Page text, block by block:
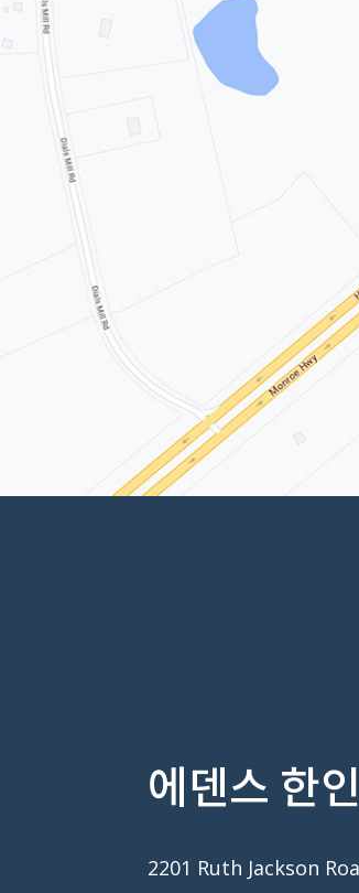
에덴스 한
2201 Ruth Jackson